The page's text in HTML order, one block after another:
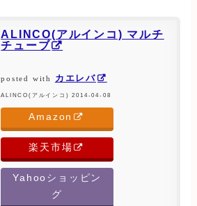
ALINCO(アルインコ) マルチ
チューブ
posted with カエレバ
ALINCO(アルインコ) 2014-04-08
Amazon
楽天市場
Yahooショッピン
グ